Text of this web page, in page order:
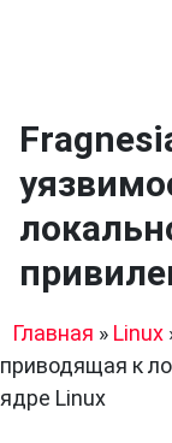
Главная » Linux
приводящая к
ядре Linux